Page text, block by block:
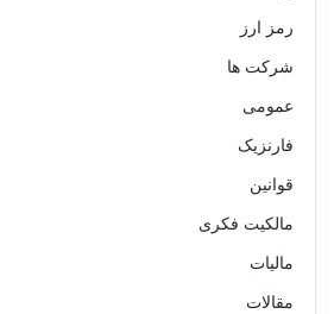
رمز ارز
شرکت ها
عمومی
فارنزیک
قوانین
مالکیت فکری
مالیات
مقالات